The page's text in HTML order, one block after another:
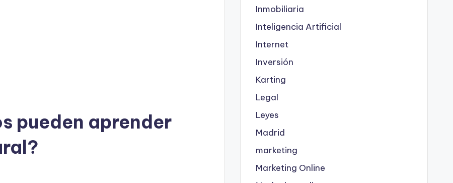
pueden aprender
Inmobiliaria
Inteligencia Artificial
Internet
Inversión
Karting
Legal
Leyes
Madrid
marketing
Marketing Online